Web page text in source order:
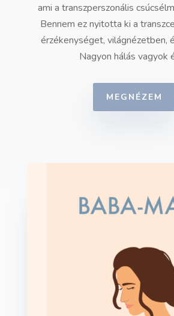
ami a transzperszonális
Bennem ez nyitotta ki a
érzékenységet, világnézetben,
Nagyon hálás vagyok
MEGNÉZEM